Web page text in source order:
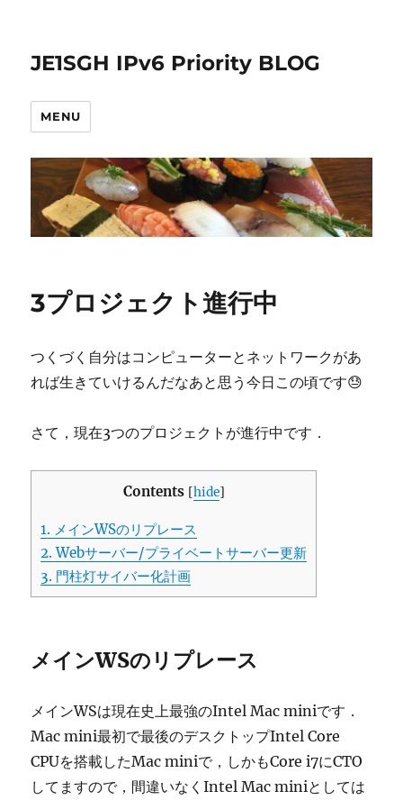
JE1SGH IPv6 Priority BLOG
MENU
3プロジェクト進行中
つくづく自分はコンピューターとネットワークがあ
れば生きていけるんだなあと思う今日この頃です😓
さて，現在3つのプロジェクトが進行中です．
Contents [hide]
1. メインWSのリプレース
2. Webサーバー/プライベートサーバー更新
3. 門柱灯サイバー化計画
メインWSのリプレース
メインWSは現在史上最強のIntel Mac miniです．
Mac mini最初で最後のデスクトップIntel Core
CPUを搭載したMac miniで，しかもCore i7にCTO
してますので，間違いなくIntel Mac miniとしては